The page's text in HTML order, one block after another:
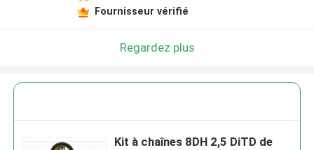
Fournisseur vérifié
Regardez plus
Kit à chaînes 8DH 2,5 DiTD de